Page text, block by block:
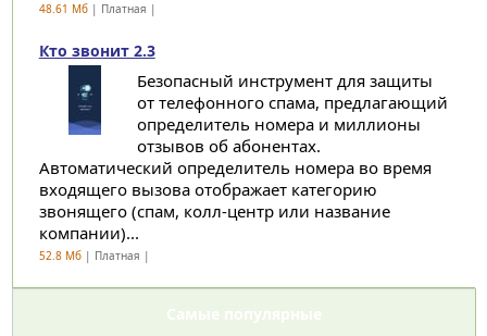
48.61 Мб| Платная |
Кто звонит 2.3
Безопасный инструмент для защиты
от телефонного спама, предлагающий
определитель номера и миллионы
отзывов об абонентах.
Автоматический определитель номера во время
входящего вызова отображает категорию
звонящего (спам, колл-центр или название
компании)...
52.8 Мб| Платная |
Самые популярные